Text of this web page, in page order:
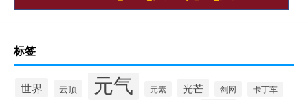
标签
世界 云顶 元气 元素 光芒 剑网 卡丁车